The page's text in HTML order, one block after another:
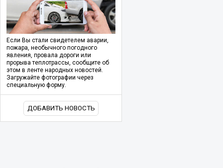
Если Вы стали свидетелем аварии,
пожара, необычного погодного
явления, провала дороги или
прорыва теплотрассы, сообщите об
этом в ленте народных новостей.
Загружайте фотографии через
специальную форму.
ДОБАВИТЬ НОВОСТЬ